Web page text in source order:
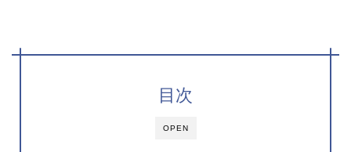
OPEN
目次